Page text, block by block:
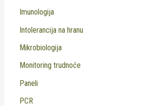
Imunologija
Intolerancija na hranu
Mikrobiologija
Monitoring trudnoće
Paneli
PCR